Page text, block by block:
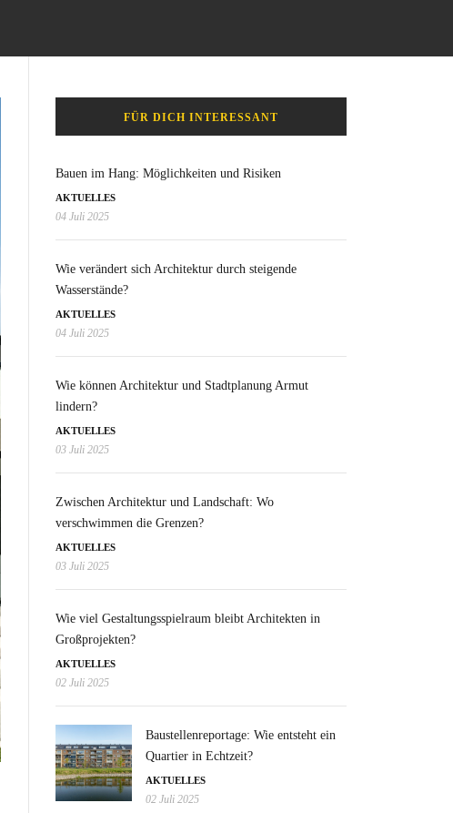
FÜR DICH INTERESSANT
Bauen im Hang: Möglichkeiten und Risiken
AKTUELLES
04 Juli 2025
Wie verändert sich Architektur durch steigende
Wasserstände?
AKTUELLES
04 Juli 2025
Wie können Architektur und Stadtplanung Armut
lindern?
AKTUELLES
03 Juli 2025
Zwischen Architektur und Landschaft: Wo
verschwimmen die Grenzen?
AKTUELLES
03 Juli 2025
Wie viel Gestaltungsspielraum bleibt Architekten in
Großprojekten?
AKTUELLES
02 Juli 2025
Baustellenreportage: Wie entsteht ein
Quartier in Echtzeit?
AKTUELLES
02 Juli 2025